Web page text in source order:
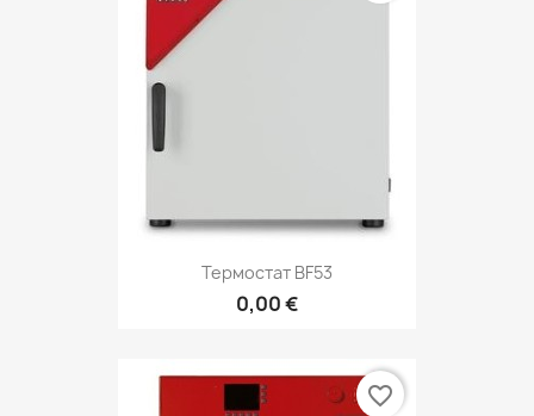
Термостат BF53
0,00 €
favorite_border